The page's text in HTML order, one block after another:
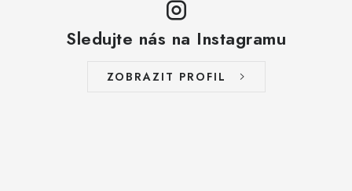
Sledujte nás na Instagramu
ZOBRAZIT PROFIL